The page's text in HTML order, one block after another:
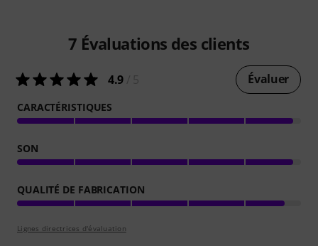
7 Évaluations des clients
4.9 Évaluer
CARACTÉRISTIQUES
SON
QUALITÉ DE FABRICATION
Lignes directrices d'évaluation